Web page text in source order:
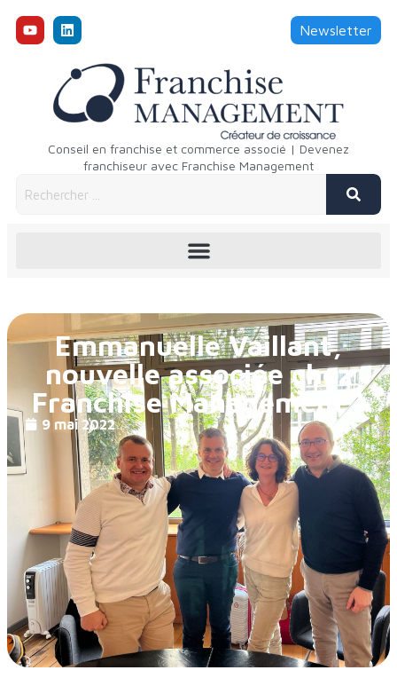
Newsletter
Conseil en franchise et commerce associé | Devenez
franchiseur avec Franchise Management
Emmanuelle Vaillant,
nouvelle associée chez
Franchise Management !
9 mai 2022